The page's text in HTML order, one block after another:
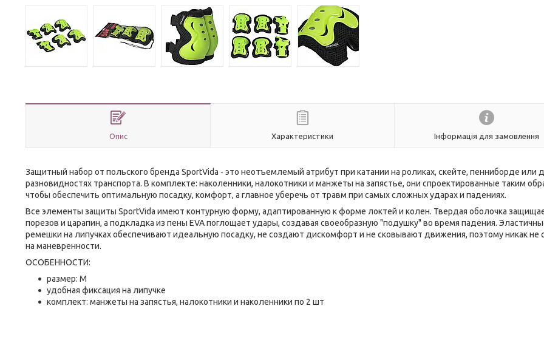
Опис Характеристики Інформація для замовлення
Защитный набор от польского бренда SportVida - это неотъемлемый атрибут при катании на роликах, скейте, пенниборде или
разновидностях транспорта. В комплекте: наколенники, налокотники и манжеты на запястье, они спроектированные таким
чтобы обеспечить оптимальную посадку, комфорт, а главное уберечь от травм при самых сложных ударах и падениях.
Все элементы защиты SportVida имеют контурную форму, адаптированную к форме локтей и колен. Твердая оболочка
порезов и царапин, а подкладка из пены EVAпоглощает удары, создавая своеобразную "подушку" во время падения.
ремешки на липучках обеспечивают идеальную посадку, не создают дискомфорт и не сковывают движения, поэтому никак не
на маневренности.
ОСОБЕННОСТИ:
размер: M
удобная фиксация на липучке
комплект: манжеты на запястья, налокотники и наколенники по 2 шт